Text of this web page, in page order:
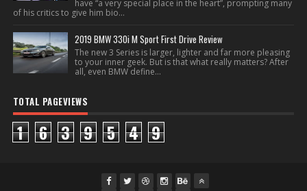
have “a very special place in the heart”, prompting many
of his critics to give him bio...
2019 BMW 330i M Sport First Drive Review
The new 3 Series is larger, lighter and far more pleasing
to your inner geek. But is that what really matters? After
all, even BMW define...
TOTAL PAGEVIEWS
1 6 3 9 5 4 9